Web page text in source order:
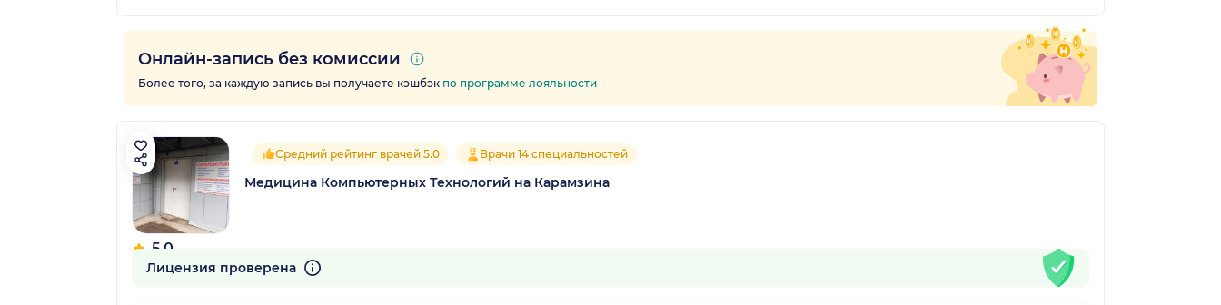
Онлайн-запись без комиссии
Более того, за каждую запись вы получаете кэшбэк по программе лояльности
5.0
45 отзывов
Средний рейтинг врачей 5.0 Врачи 14 специальностей
Медицина Компьютерных Технологий на Карамзина
Лицензия проверена